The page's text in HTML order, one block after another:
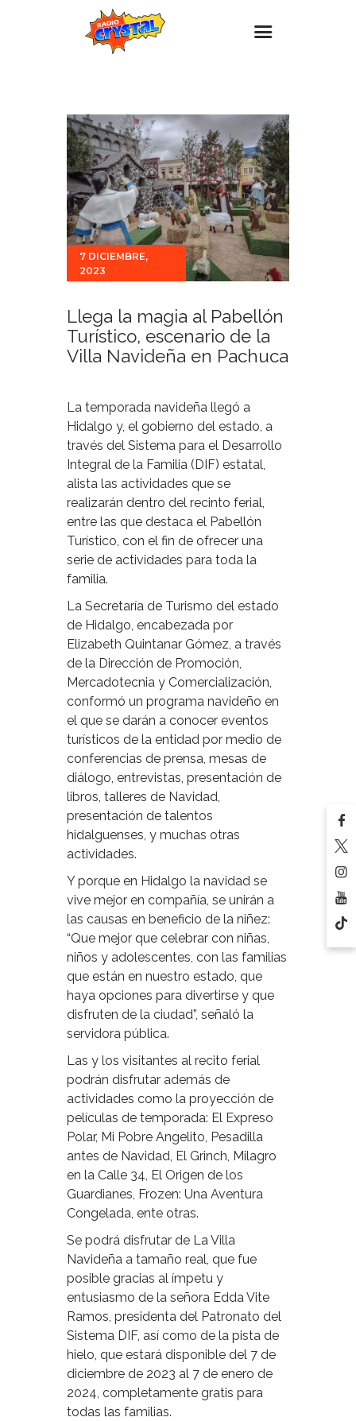
Estaciones
Eventos
Promociones
Noticias
Para ti
Contacto
7 DICIEMBRE,
2023
Llega la magia al Pabellón
Turístico, escenario de la
Villa Navideña en Pachuca
La temporada navideña llegó a
Hidalgo y, el gobierno del estado, a
través del Sistema para el Desarrollo
Integral de la Familia (DIF) estatal,
alista las actividades que se
realizarán dentro del recinto ferial,
entre las que destaca el Pabellón
Turístico, con el fin de ofrecer una
serie de actividades para toda la
familia.
La Secretaría de Turismo del estado
de Hidalgo, encabezada por
Elizabeth Quintanar Gómez, a través
de la Dirección de Promoción,
Mercadotecnia y Comercialización,
conformó un programa navideño en
el que se darán a conocer eventos
turísticos de la entidad por medio de
conferencias de prensa, mesas de
diálogo, entrevistas, presentación de
libros, talleres de Navidad,
presentación de talentos
hidalguenses, y muchas otras
actividades.
Y porque en Hidalgo la navidad se
vive mejor en compañía, se unirán a
las causas en beneficio de la niñez:
“Que mejor que celebrar con niñas,
niños y adolescentes, con las familias
que están en nuestro estado, que
haya opciones para divertirse y que
disfruten de la ciudad”, señaló la
servidora pública.
Las y los visitantes al recito ferial
podrán disfrutar además de
actividades como la proyección de
películas de temporada: El Expreso
Polar, Mi Pobre Angelito, Pesadilla
antes de Navidad, El Grinch, Milagro
en la Calle 34, El Origen de los
Guardianes, Frozen: Una Aventura
Congelada, ente otras.
Se podrá disfrutar de La Villa
Navideña a tamaño real, que fue
posible gracias al ímpetu y
entusiasmo de la señora Edda Vite
Ramos, presidenta del Patronato del
Sistema DIF, así como de la pista de
hielo, que estará disponible del 7 de
diciembre de 2023 al 7 de enero de
2024, completamente gratis para
todas las familias.